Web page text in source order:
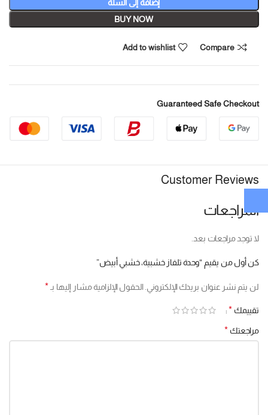
إضافة إلى السلة
BUY NOW
Compare
Add to wishlist
Guaranteed Safe Checkout
Customer Reviews
المراجعات
لا توجد مراجعات بعد.
كن أول من يقيم “وحدة تلفاز خشبية، خشبي أبيض”
لن يتم نشر عنوان بريدك الإلكتروني. الحقول الإلزامية مشار إليها بـ *
تقييمك *
مراجعتك *